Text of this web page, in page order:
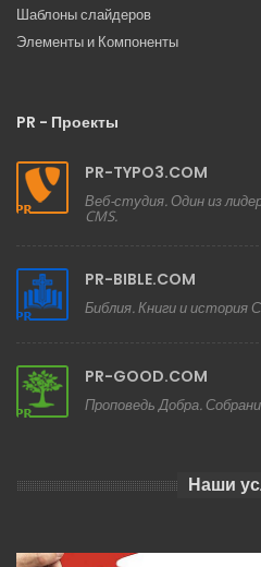
Шаблоны слайдеров
Элементы и Компоненты
PR - Проекты
PR-TYPO3.COM
Веб-студия. Один из
CMS.
PR-BIBLE.COM
Библия. Книги и история
PR-GOOD.COM
Проповедь Добра.
Наши